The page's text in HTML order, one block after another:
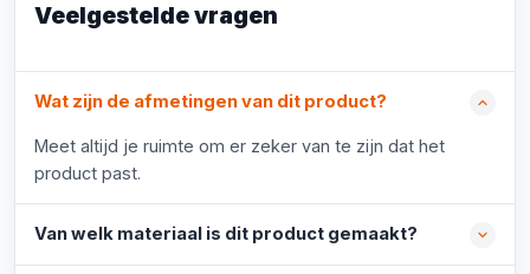
Veelgestelde vragen
Wat zijn de afmetingen van dit product?
Meet altijd je ruimte om er zeker van te zijn dat het
product past.
Van welk materiaal is dit product gemaakt?